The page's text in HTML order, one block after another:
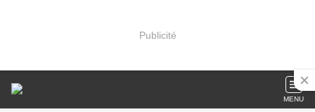
Publicité
MENU